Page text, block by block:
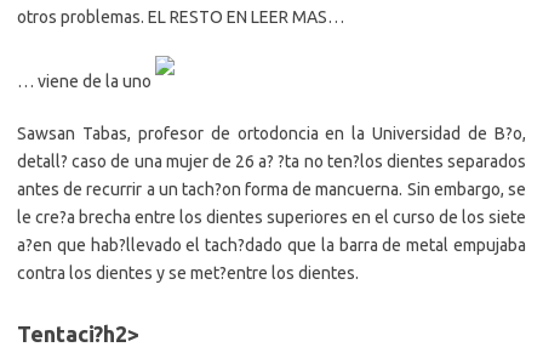
otros problemas. EL RESTO EN LEER MAS…
… viene de la uno
Sawsan Tabas, profesor de ortodoncia en la Universidad de B?o,
detall? caso de una mujer de 26 a? ?ta no ten?los dientes separados
antes de recurrir a un tach?on forma de mancuerna. Sin embargo, se
le cre?a brecha entre los dientes superiores en el curso de los siete
a?en que hab?llevado el tach?dado que la barra de metal empujaba
contra los dientes y se met?entre los dientes.
Tentaci?h2>